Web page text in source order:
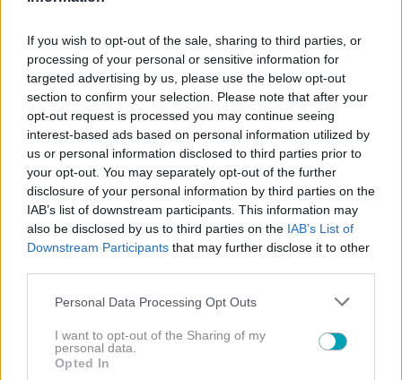
If you wish to opt-out of the sale, sharing to third parties, or
processing of your personal or sensitive information for
targeted advertising by us, please use the below opt-out
section to confirm your selection. Please note that after your
opt-out request is processed you may continue seeing
interest-based ads based on personal information utilized by
us or personal information disclosed to third parties prior to
your opt-out. You may separately opt-out of the further
disclosure of your personal information by third parties on the
IAB’s list of downstream participants. This information may
also be disclosed by us to third parties on the IAB’s List of
Downstream Participants that may further disclose it to other
Please note that this website/app uses one or more Google
not limited to your visit or usage behaviour. You may click to
grant or deny consent to Google and its third-party tags to
use your data for below specified purposes in below Google
Personal Data Processing Opt Outs
I want to opt-out of the Sharing of my
personal data.
Opted In
Η ιστορία της συνεχίζει να συζητιέται, τόσο για τις
τηλεοπτικές στιγμές όσο και για τα πιο ανθρώπινα
επιφάνεια.